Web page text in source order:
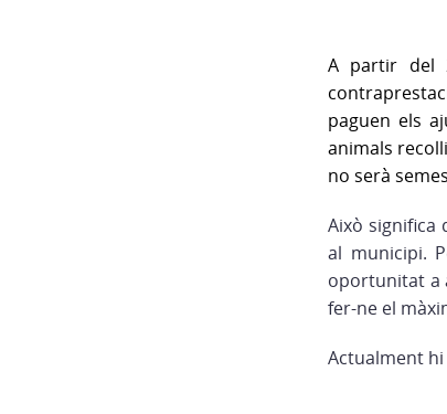
A partir del
paguen els
animals
no serà
Això significa
al municipi.
oportunitat a
fer-ne el
Actualment